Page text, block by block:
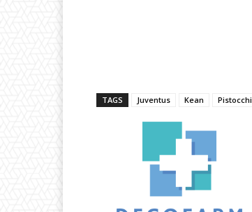
TAGS Juventus Kean Pistocchi